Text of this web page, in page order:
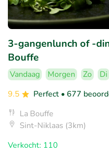
3-gangenlunch of -
Bouffe
Vandaag Morgen Zo Di
9.5
Perfect • 677
La Bouffe
Sint-Niklaas (3km)
Verkocht: 110